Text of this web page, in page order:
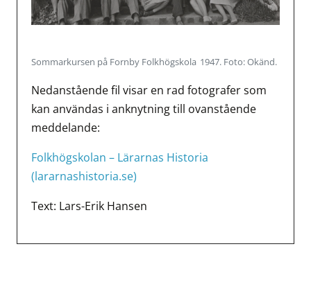
Sommarkursen på Fornby Folkhögskola 1947. Foto: Okänd.
Nedanstående fil visar en rad fotografer som
kan användas i anknytning till ovanstående
meddelande:
Folkhögskolan – Lärarnas Historia
(lararnashistoria.se)
Text: Lars-Erik Hansen